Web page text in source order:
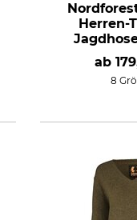
Herren-
ab
8